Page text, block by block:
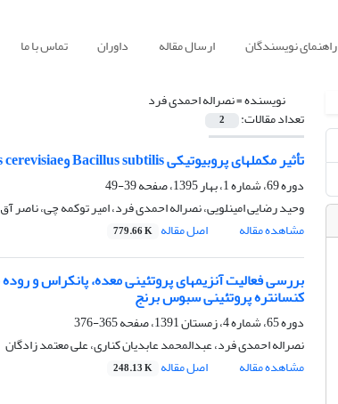
راهنمای نویسندگان ارسال مقاله داوران تماس با ما
نویسنده =نصراله احمدی فرد
تعداد مقالات: 2
تأثیر مکملهای پروبیوتیکی Bacillus subtilis وSaccharomyces cerevisiae بر پارامترهای زیستیArtemia franciscana در کشتهای انبوه
دوره 69، شماره 1، بهار 1395، صفحه
39-49
وحید رضایی امینلویی، نصراله احمدی فرد، امیر توکمه چی، ناصر آق
مشاهده مقاله
اصل مقاله 779.66 K
کنسانتره پروتئینی سبوس برنج
دوره 65، شماره 4، زمستان 1391، صفحه
365-376
نصراله احمدی فرد، عبدالمحمد عابدیان کناری، علی معتمد زادگان
مشاهده مقاله
اصل مقاله 248.13 K